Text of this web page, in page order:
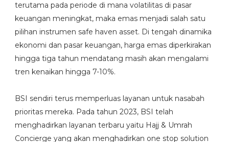
terutama pada periode di mana volatilitas di pasar
keuangan meningkat, maka emas menjadi salah satu
pilihan instrumen safe haven asset. Di tengah dinamika
ekonomi dan pasar keuangan, harga emas diperkirakan
hingga tiga tahun mendatang masih akan mengalami
tren kenaikan hingga 7-10%.
BSI sendiri terus memperluas layanan untuk nasabah
prioritas mereka. Pada tahun 2023, BSI telah
menghadirkan layanan terbaru yaitu Hajj & Umrah
Concierge yang akan menghadirkan one stop solution